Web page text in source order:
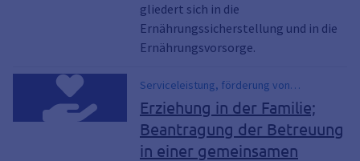
gliedert sich in die
Ernährungssicherstellung und in die
Ernährungsvorsorge.
Serviceleistung, förderung von
wohnformen, wohnformen fördern, vater-
kind, väter-kinder, väter-mütter-kinder,
väter und kinder, vater und kind
Erziehung in der Familie;
Beantragung der Betreuung
in einer gemeinsamen